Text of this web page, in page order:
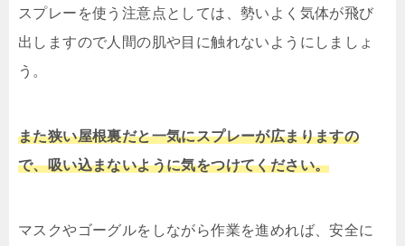
スプレーを使う注意点としては、勢いよく気体が飛び
出しますので人間の肌や目に触れないようにしましょ
う。
また狭い屋根裏だと一気にスプレーが広まりますの
で、吸い込まないように気をつけてください。
マスクやゴーグルをしながら作業を進めれば、安全に